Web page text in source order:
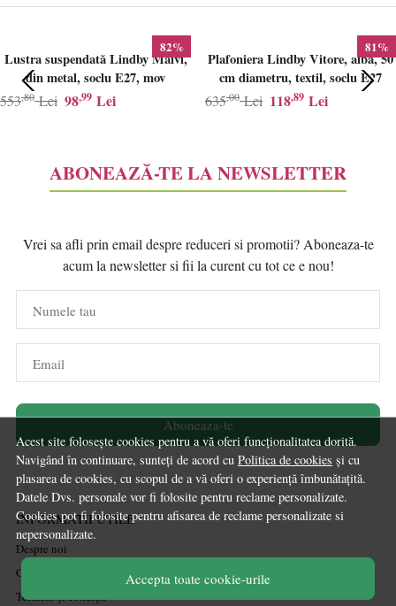
Acest site folosește cookies pentru a vă oferi funcționalitatea dorită.
Navigând în continuare, sunteți de acord cu Politica de cookies și cu
plasarea de cookies, cu scopul de a vă oferi o experiență îmbunătațită.
Datele Dvs. personale vor fi folosite pentru reclame personalizate.
Cookies pot fi folosite pentru afisarea de reclame personalizate si
nepersonalizate.
Accepta toate cookie-urile
82%
Lustra suspendată Lindby Maivi,
din metal, soclu E27, mov
98,99 Lei
553,80 Lei
81%
Plafoniera Lindby Vitore, alba, 50
cm diametru, textil, soclu E27
118,89 Lei
635,00 Lei
ABONEAZĂ-TE LA NEWSLETTER
Vrei sa afli prin email despre reduceri si promotii? Aboneaza-te
acum la newsletter si fii la curent cu tot ce e nou!
Numele tau
Email
Aboneaza-te
INFORMATII UTILE
Despre noi
Ghiduri și Idei de Amenajare
Termeni și condiții